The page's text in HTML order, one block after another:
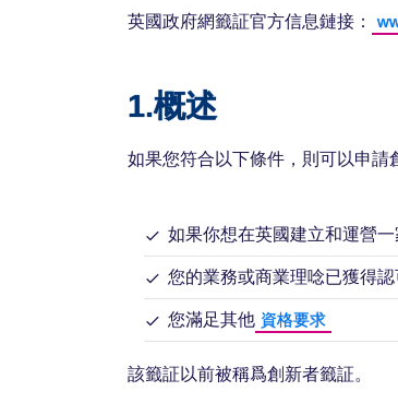
英國政府網籤証官方信息鏈接：
1.概述
如果您符合以下條件，則可以申請
如果你想在英國建立和運營
您的業務或商業理唸已獲得
您滿足其他 資格要求
該籤証以前被稱爲創新者籤証。